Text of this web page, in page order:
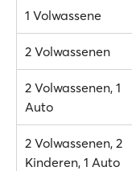
1 Volwassene
2 Volwassenen
2 Volwassenen, 1
Auto
2 Volwassenen, 2
Kinderen, 1 Auto